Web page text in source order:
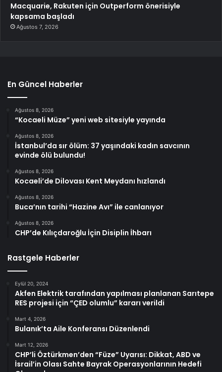
Macquarie, Rakuten için Outperform önerisiyle
kapsama başladı
Ağustos 7, 2026
En Güncel Haberler
Ağustos 8, 2026
“Kocaeli Müze” yeni web sitesiyle yayında
Ağustos 8, 2026
İstanbul’da sır ölüm: 37 yaşındaki kadın savcının
evinde ölü bulundu!
Ağustos 8, 2026
Kocaeli’de Dilovası Kent Meydanı hızlandı
Ağustos 8, 2026
Buca’nın tarihi “Hazine Avı” ile canlanıyor
Ağustos 8, 2026
CHP’de Kılıçdaroğlu İçin Disiplin İhbarı
Rastgele Haberler
Eylül 20, 2024
Akfen Elektrik tarafından yapılması planlanan Sarıtepe
RES projesi için “ÇED olumlu” kararı verildi
Mart 4, 2026
Bulanık’ta Aile Konferansı Düzenlendi
Mart 12, 2026
CHP’li Öztürkmen’den “Füze” Uyarısı: Dikkat, ABD ve
İsrail’in Olası Sahte Bayrak Operasyonlarının Hedefi